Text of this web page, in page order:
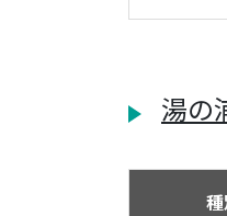
湯の